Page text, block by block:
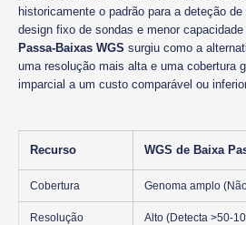
historicamente o padrão para a deteção
design fixo de sondas e menor
Passa-Baixas WGS surgiu como a
uma resolução mais alta e uma cobertura
imparcial a um custo comparável ou
Recurso WGS de Baixa
Cobertura Genoma amplo
Resolução Alto (Detecta >50-